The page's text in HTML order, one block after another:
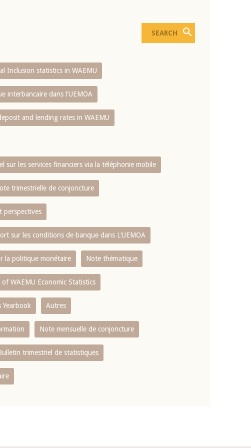
Inclusion statistics in WAEMU
interbancaire dans l'UEMOA
and lending rates in WAEMU
sur les services financiers via la téléphonie mobile
trimestrielle de conjoncture
perspectives
sur les conditions de banque dans L‘UEMOA
la politique monétaire Note thématique
WAEMU Economic Statistics
Yearbook Autres
Note mensuelle de conjoncture
trimestriel de statistiques